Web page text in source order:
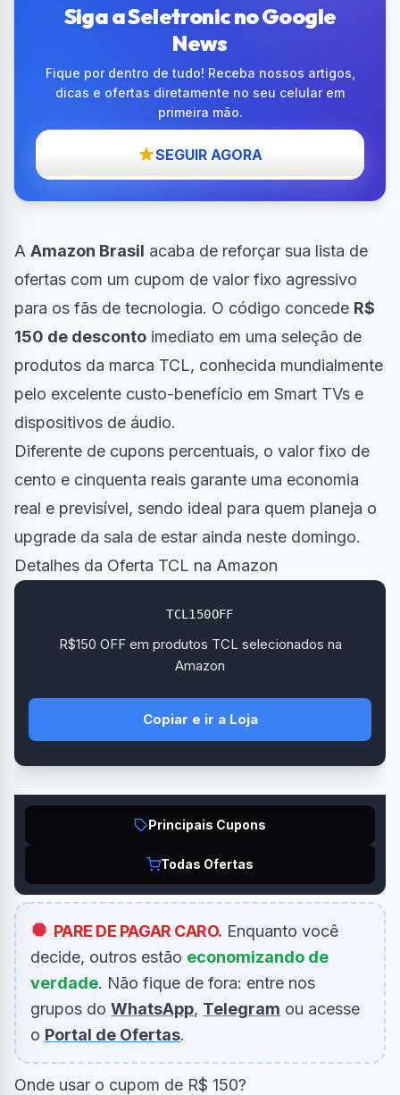
Siga a Seletronic no Google
News
Fique por dentro de tudo! Receba nossos artigos,
dicas e ofertas diretamente no seu celular em
primeira mão.
SEGUIR AGORA
A Amazon Brasil acaba de reforçar sua lista de
ofertas com um cupom de valor fixo agressivo
para os fãs de tecnologia. O código concede R$
150 de desconto imediato em uma seleção de
produtos da marca TCL, conhecida mundialmente
pelo excelente custo-benefício em Smart TVs e
dispositivos de áudio.
Diferente de cupons percentuais, o valor fixo de
cento e cinquenta reais garante uma economia
real e previsível, sendo ideal para quem planeja o
upgrade da sala de estar ainda neste domingo.
Detalhes da Oferta TCL na Amazon
TCL150OFF
R$150 OFF em produtos TCL selecionados na
Amazon
Copiar e ir a Loja
Principais Cupons
Todas Ofertas
PARE DE PAGAR CARO. Enquanto você
decide, outros estão economizando de
verdade. Não fique de fora: entre nos
grupos do WhatsApp, Telegram ou acesse
o Portal de Ofertas.
Onde usar o cupom de R$ 150?